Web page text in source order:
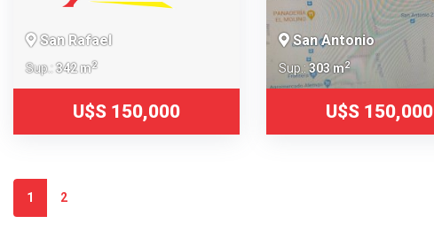
San Rafael
Sup.: 342 m2
U$S 150,000
San Antonio
Sup.: 303 m2
U$S 150,000
1 2